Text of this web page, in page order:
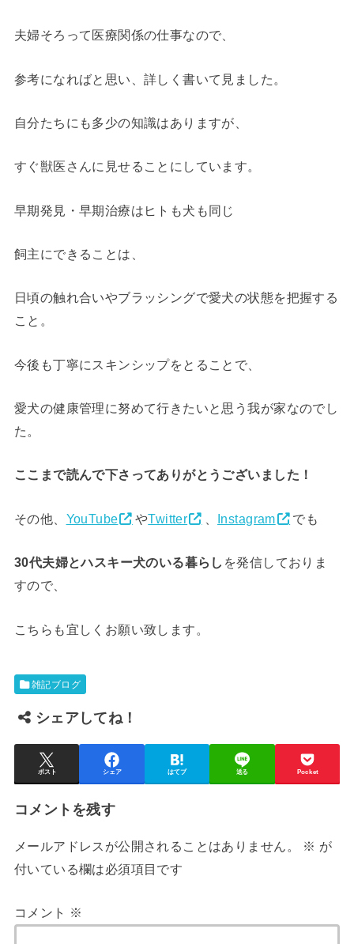
夫婦そろって医療関係の仕事なので、
参考になればと思い、詳しく書いて見ました。
自分たちにも多少の知識はありますが、
すぐ獣医さんに見せることにしています。
早期発見・早期治療はヒトも犬も同じ
飼主にできることは、
日頃の触れ合いやブラッシングで愛犬の状態を把握する
こと。
今後も丁寧にスキンシップをとることで、
愛犬の健康管理に努めて行きたいと思う我が家なのでし
た。
ここまで読んで下さってありがとうございました！
その他、 YouTube やTwitter Instagram でも
30代夫婦とハスキー犬のいる暮らし を発信しておりま
すので、
こちらも宜しくお願い致します。
雑記ブログ
シェアしてね！
ポスト シェア はてブ 送る Pocket
コメントを残す
メールアドレスが公開されることはありません。 ※ が
付いている欄は必須項目です
コメント ※